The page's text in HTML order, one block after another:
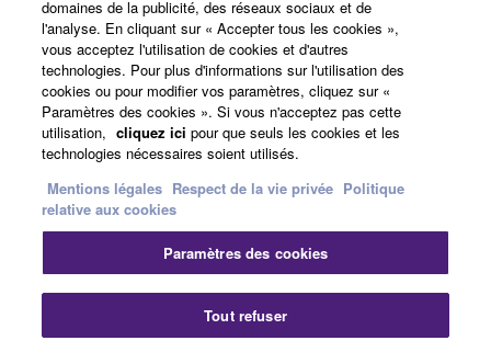
Professionnel
Nous contacter Conditions d'utilisation
Respect de la vie privéePolitique relative aux cookies
Mentions légales
domaines de la publicité, des réseaux sociaux et de
l'analyse. En cliquant sur « Accepter tous les cookies »,
vous acceptez l'utilisation de cookies et d'autres
technologies. Pour plus d'informations sur l'utilisation des
cookies ou pour modifier vos paramètres, cliquez sur «
Paramètres des cookies ». Si vous n'acceptez pas cette
utilisation, cliquez ici pour que seuls les cookies et les
technologies nécessaires soient utilisés.
Mentions légales Respect de la vie privée Politique
relative aux cookies
Paramètres des cookies
Tout refuser